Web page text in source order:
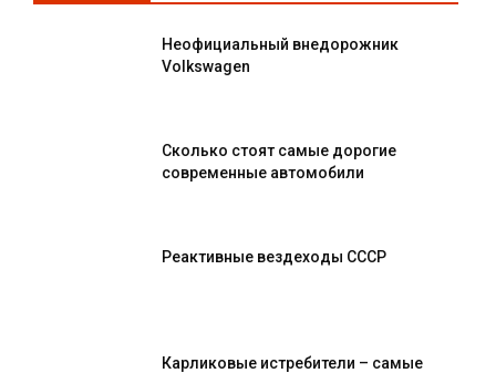
Неофициальный внедорожник
Volkswagen
Сколько стоят самые дорогие
современные автомобили
Реактивные вездеходы СССР
Карликовые истребители – самые